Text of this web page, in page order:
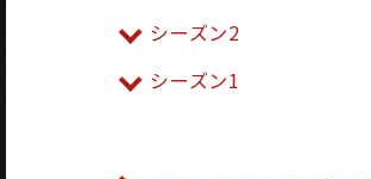
シーズン2
シーズン1